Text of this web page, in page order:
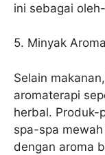
ini sebagai
5. Minyak
Selain
aromaterapi
herbal. Produk-
spa-spa
dengan aroma